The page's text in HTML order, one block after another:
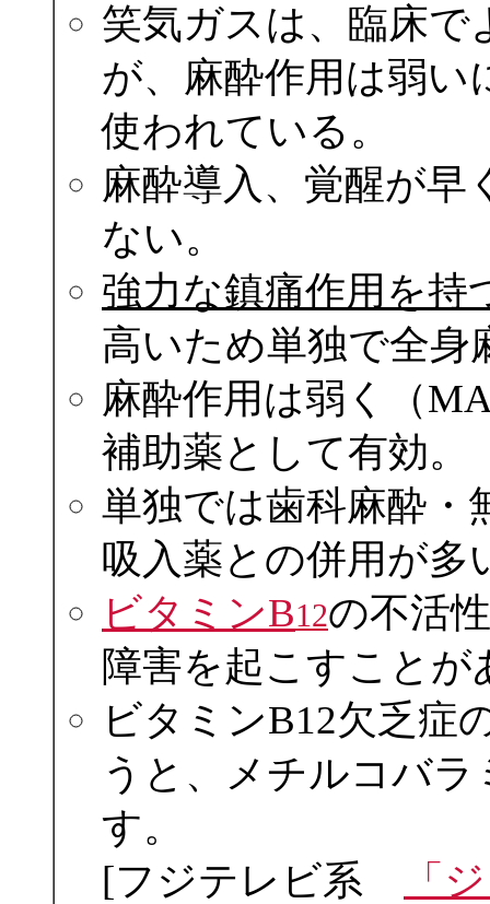
笑気ガスは、臨床で
が、麻酔作用は弱い
使われている。
麻酔導入、覚醒が早
ない。
強力な鎮痛作用を持
高いため単独で全身
麻酔作用は弱く（
補助薬として有効。
単独では歯科麻酔・
吸入薬との併用が多
ビタミンB12の不活
障害を起こすことが
ビタミンB12欠乏症
うと、メチルコバ
す。
[フジテレビ系
「